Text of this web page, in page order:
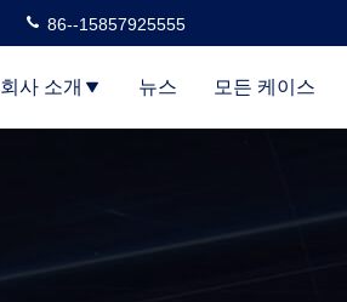
86--15857925555
회사 소개 뉴스 모든 케이스